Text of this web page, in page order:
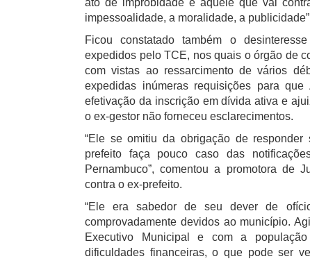
ato de improbidade é aquele que vai
impessoalidade, a moralidade, a
Ficou constatado também o
expedidos pelo TCE, nos quais o órgão de
com vistas ao ressarcimento de vários
expedidas inúmeras requisições para
efetivação da inscrição em dívida ativa e
o ex-gestor não forneceu esclarecimentos.
“Ele se omitiu da obrigação de
prefeito faça pouco caso das
Pernambuco”, comentou a promotora de
contra o ex-prefeito.
“Ele era sabedor de seu dever de
comprovadamente devidos ao município.
Executivo Municipal e com a
dificuldades financeiras, o que pode ser